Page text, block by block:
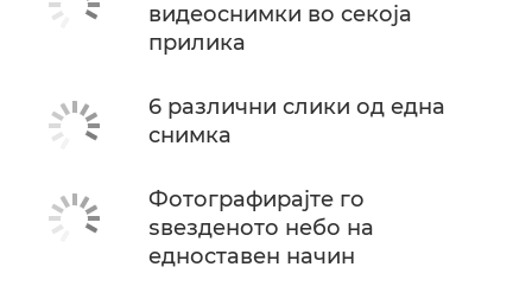
видеоснимки во секоја
прилика
6 различни слики од една
снимка
Фотографирајте го
ѕвезденото небо на
едноставен начин